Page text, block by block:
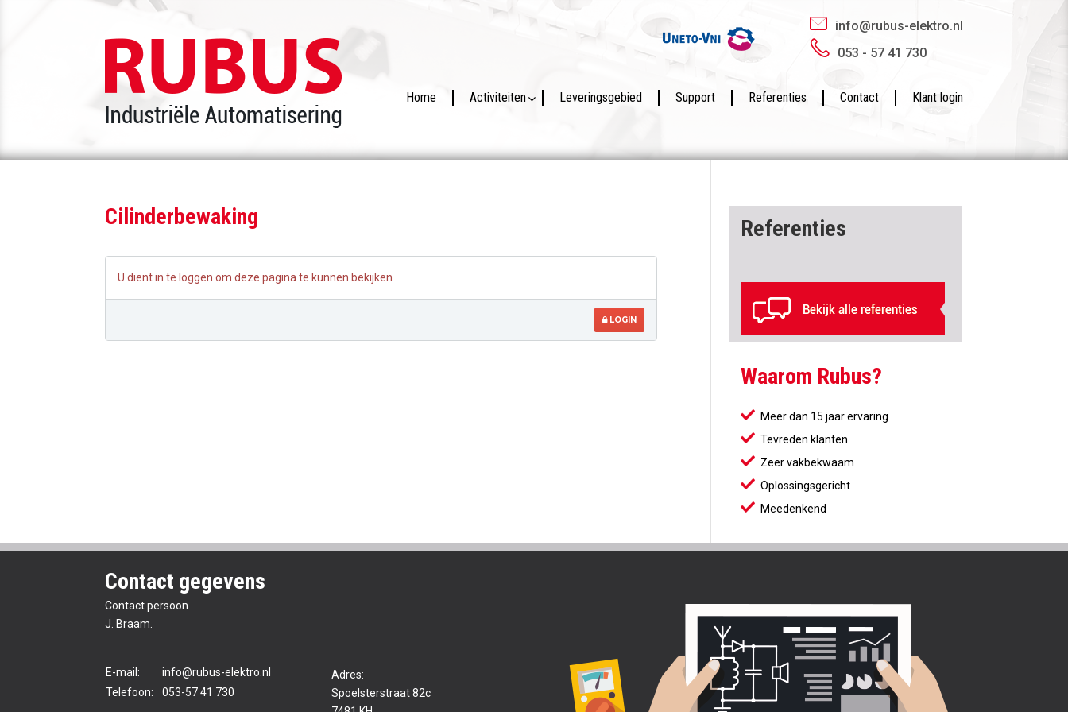
info@rubus-elektro.nl
053 - 57 41 730
Home Activiteiten Leveringsgebied Support Referenties Contact Klant login
Cilinderbewaking
U dient in te loggen om deze pagina te kunnen bekijken
LOGIN
Referenties
Waarom Rubus?
Meer dan 15 jaar ervaring
Tevreden klanten
Zeer vakbekwaam
Oplossingsgericht
Meedenkend
Contact gegevens
Contact persoon
J. Braam.
E-mail:
info@rubus-elektro.nl
Telefoon:
053-57 41 730
Adres:
Spoelsterstraat 82c